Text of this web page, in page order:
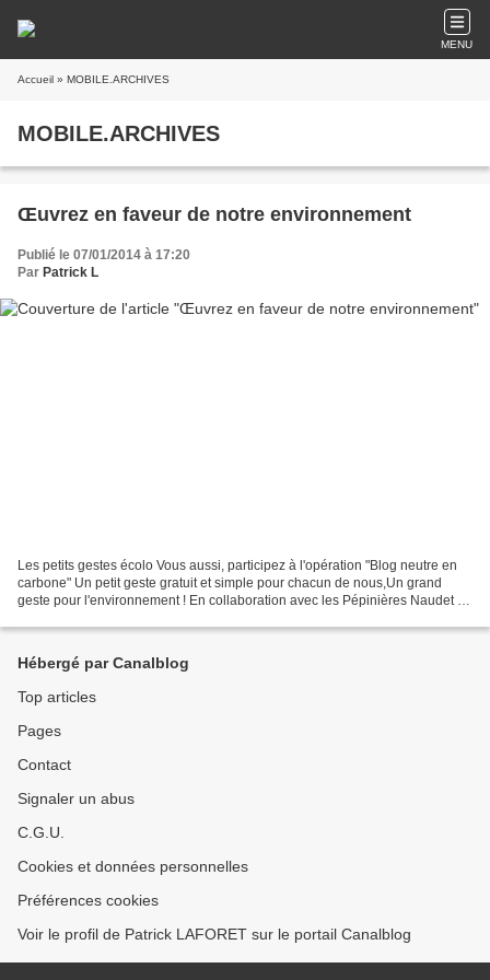
MENU
Accueil » MOBILE.ARCHIVES
MOBILE.ARCHIVES
Œuvrez en faveur de notre environnement
Publié le 07/01/2014 à 17:20
Par Patrick L
Les petits gestes écolo Vous aussi, participez à l'opération "Blog neutre en
carbone" Un petit geste gratuit et simple pour chacun de nous,Un grand
geste pour l'environnement ! En collaboration avec les Pépinières Naudet ,
Hébergé par Canalblog
Top articles
Pages
Contact
Signaler un abus
C.G.U.
Cookies et données personnelles
Préférences cookies
Voir le profil de Patrick LAFORET sur le portail Canalblog